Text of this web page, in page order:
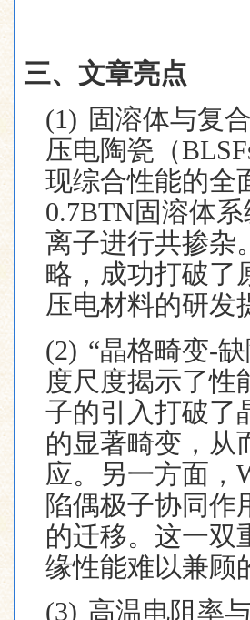
三、文章亮点
(1) 固溶体与复
压电陶瓷（
现综合性能的全
0.7BTN固溶体
离子进行共掺杂
略，成功打破了
压电材料的研发
(2) “晶格畸变-
度尺度揭示了性
子的引入打破了
的显著畸变，从
应。另一方面，
陷偶极子协同作
的迁移。这一双
缘性能难以兼顾
(3) 高温电阻率